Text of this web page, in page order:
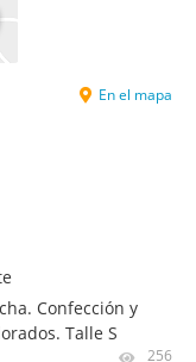
En el mapa
Confección y
Talle S
256